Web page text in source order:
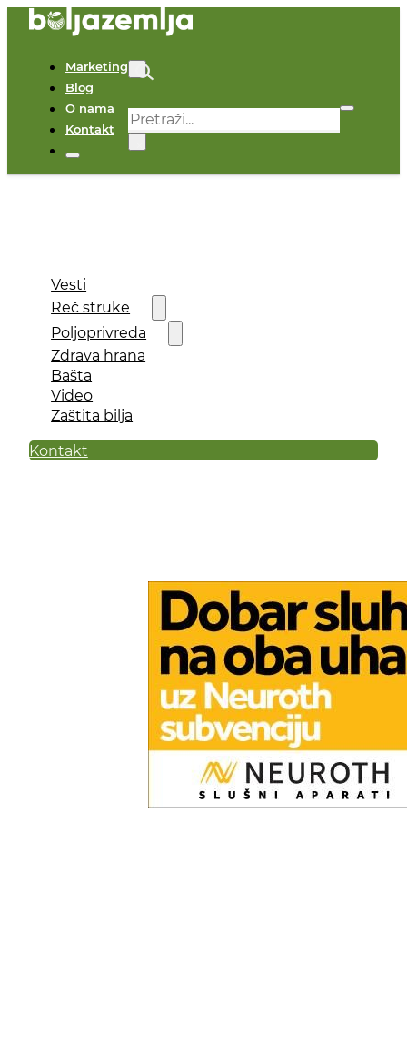
Marketing
Blog
O nama
Kontakt
Pretraga
Vesti
Reč struke
Poljoprivreda
Zdrava hrana
Bašta
Video
Zaštita bilja
Kontakt